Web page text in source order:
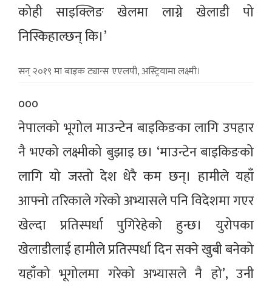
कोही साइक्लिङ खेलमा लाग्ने खेलाडी पो
निस्किहाल्छन् कि।’
सन् २०१९ मा बाइक ट्यान्स एएलपी, अस्ट्रियामा लक्ष्मी।
०००
नेपालको भूगोल माउन्टेन बाइकिङका लागि उपहार
नै भएको लक्ष्मीको बुझाइ छ। ‘माउन्टेन बाइकिङको
लागि यो जस्तो देश धेरै कम छन्। हामीले यहाँ
आफ्नो तरिकाले गरेको अभ्यासले पनि विदेशमा गएर
खेल्दा प्रतिस्पर्धा पुगिरेहेको हुन्छ। युरोपका
खेलाडीलाई हामीले प्रतिस्पर्धा दिन सक्ने खुबी बनेको
यहाँको भूगोलमा गरेको अभ्यासले नै हो’, उनी